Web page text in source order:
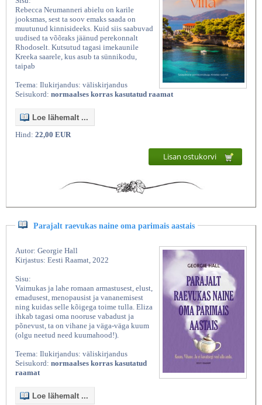
Rebecca Neumanneri abielu on karile
jooksmas, sest ta soov emaks saada on
muutunud kinnisideeks. Kuid siis saabuvad
uudised ta võõraks jäänud perekonnalt
Rhodoselt. Kutsutud tagasi imekaunile
Kreeka saarele, kus asub ta sünnikodu,
taipab
Teema: Ilukirjandus: väliskirjandus
Seisukord: normaalses korras kasutatud raamat
Loe lähemalt ...
Hind: 22,00 EUR
Lisan ostukorvi
Parajalt raevukas naine oma parimais aastais
Autor: Georgie Hall
Kirjastus: Eesti Raamat, 2022
Sisu:
Vaimukas ja lahe romaan armastusest, elust,
emadusest, menopausist ja vananemisest
ning kuidas selle kõigega toime tulla. Eliza
ihkab tagasi oma nooruse vabadust ja
põnevust, ta on vihane ja väga-väga kuum
(olgu neetud need kuumahood!).
Teema: Ilukirjandus: väliskirjandus
Seisukord: normaalses korras kasutatud
raamat
Loe lähemalt ...